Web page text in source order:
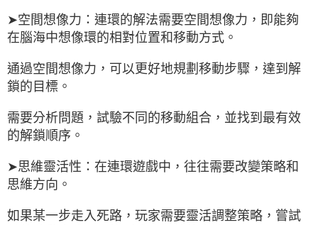
➤空間想像力：連環的解法需要空間想像力，即能夠
在腦海中想像環的相對位置和移動方式。
通過空間想像力，可以更好地規劃移動步驟，達到解
鎖的目標。
需要分析問題，試驗不同的移動組合，並找到最有效
的解鎖順序。
➤思維靈活性：在連環遊戲中，往往需要改變策略和
思維方向。
如果某一步走入死路，玩家需要靈活調整策略，嘗試